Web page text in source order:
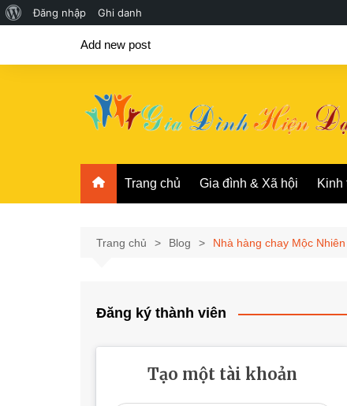
Giới
về
Đăng nhập Ghi danh
Add new post
Trang chủ Gia đình & Xã hội Kinh
Trang chủ Blog Nhà hàng chay Mộc Nhiên
Đăng ký thành viên
Tạo một tài khoản